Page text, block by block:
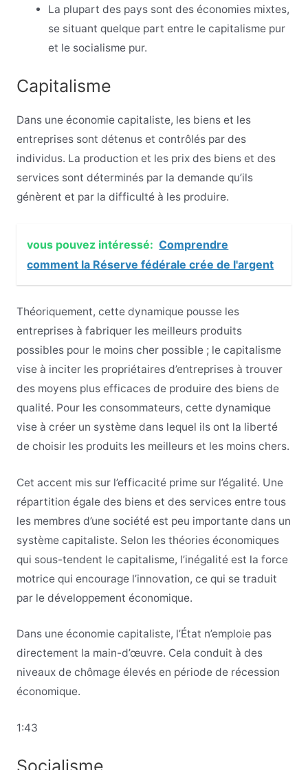
La plupart des pays sont des économies mixtes,
se situant quelque part entre le capitalisme pur
et le socialisme pur.
Capitalisme
Dans une économie capitaliste, les biens et les
entreprises sont détenus et contrôlés par des
individus. La production et les prix des biens et des
services sont déterminés par la demande qu’ils
génèrent et par la difficulté à les produire.
vous pouvez intéressé: Comprendre
comment la Réserve fédérale crée de l'argent
Théoriquement, cette dynamique pousse les
entreprises à fabriquer les meilleurs produits
possibles pour le moins cher possible ; le capitalisme
vise à inciter les propriétaires d’entreprises à trouver
des moyens plus efficaces de produire des biens de
qualité. Pour les consommateurs, cette dynamique
vise à créer un système dans lequel ils ont la liberté
de choisir les produits les meilleurs et les moins chers.
Cet accent mis sur l’efficacité prime sur l’égalité. Une
répartition égale des biens et des services entre tous
les membres d’une société est peu importante dans un
système capitaliste. Selon les théories économiques
qui sous-tendent le capitalisme, l’inégalité est la force
motrice qui encourage l’innovation, ce qui se traduit
par le développement économique.
Dans une économie capitaliste, l’État n’emploie pas
directement la main-d’œuvre. Cela conduit à des
niveaux de chômage élevés en période de récession
économique.
1:43